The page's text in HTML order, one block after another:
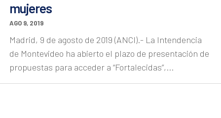
mujeres
AGO 9, 2019
Madrid, 9 de agosto de 2019 (ANCI).- La Intendencia
de Montevideo ha abierto el plazo de presentación de
propuestas para acceder a “Fortalecidas”,...